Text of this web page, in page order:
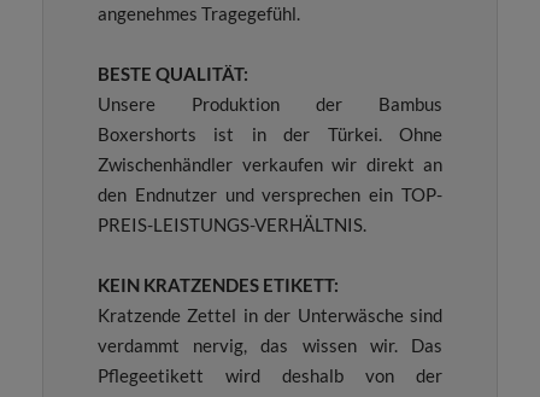
angenehmes Tragegefühl.
BESTE QUALITÄT:
Unsere Produktion der Bambus
Boxershorts ist in der Türkei. Ohne
Zwischenhändler verkaufen wir direkt an
den Endnutzer und versprechen ein TOP-
PREIS-LEISTUNGS-VERHÄLTNIS.
KEIN KRATZENDES ETIKETT:
Kratzende Zettel in der Unterwäsche sind
verdammt nervig, das wissen wir. Das
Pflegeetikett wird deshalb von der